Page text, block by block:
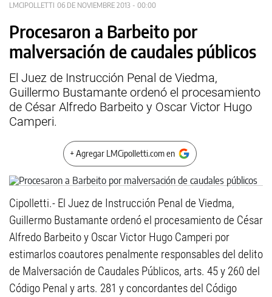
LMCIPOLLETTI 06 DE NOVIEMBRE 2013 - 00:00
Procesaron a Barbeito por
malversación de caudales públicos
El Juez de Instrucción Penal de Viedma,
Guillermo Bustamante ordenó el procesamiento
de César Alfredo Barbeito y Oscar Victor Hugo
Camperi.
+ Agregar LMCipolletti.com en
Cipolletti.- El Juez de Instrucción Penal de Viedma,
Guillermo Bustamante ordenó el procesamiento de César
Alfredo Barbeito y Oscar Victor Hugo Camperi por
estimarlos coautores penalmente responsables del delito
de Malversación de Caudales Públicos, arts. 45 y 260 del
Código Penal y arts. 281 y concordantes del Código